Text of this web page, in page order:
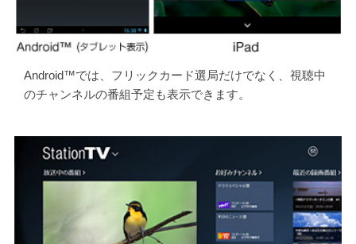
Android™では、フリックカード選局だけでなく、視聴中
のチャンネルの番組予定も表示できます。